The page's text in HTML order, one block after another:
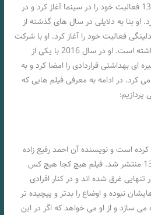
متولد شده است. او از سال 1390 فعالیت خود را در سینما آغاز کرد و در
او بنا به دلایلی در سال های گذشته از
فعالیت خود را آغاز کرد. او با شرکت
های آرایشی بسیاری همکاری داشته است. او در سال 2016 با یکی از
ای بهداشتی قراردادی را امضا کرد و به
کرد. در ادامه به معرفی فیلم هایی که
کرده است و نویسنده آن احمد رفیع زاده
می باشد. این فیلم در سال 1391 منتشر شد. فیلم هیچ کجا هیچ کس
غرق شده اند و در کنار افرادی
نبوده و اوضاع را بدتر و پیچیده تر
می سازد و از او می خواهد که اگر در این